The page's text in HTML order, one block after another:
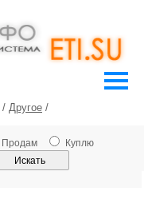
/ Другое /
Продам Куплю